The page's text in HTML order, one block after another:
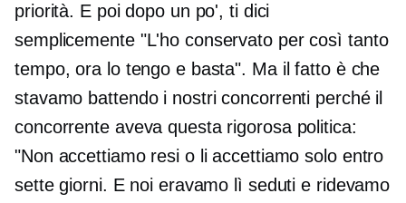
priorità. E poi dopo un po', ti dici
semplicemente "L'ho conservato per così tanto
tempo, ora lo tengo e basta". Ma il fatto è che
stavamo battendo i nostri concorrenti perché il
concorrente aveva questa rigorosa politica:
"Non accettiamo resi o li accettiamo solo entro
sette giorni. E noi eravamo lì seduti e ridevamo